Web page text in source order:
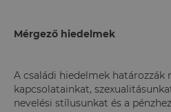
Mérgező hiedelmek
A családi hiedelmek
kapcsolatainkat,
nevelési stílusunkat és a